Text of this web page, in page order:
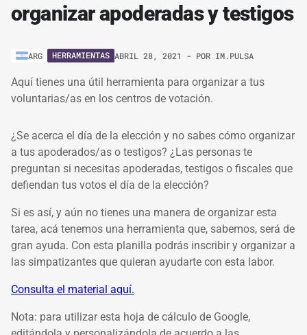
organizar apoderadas y testigos
ARG HERRAMIENTAS ABRIL 28, 2021 - POR IM.PULSA
Aquí tienes una útil herramienta para organizar a tus
voluntarias/as en los centros de votación.
¿Se acerca el día de la elección y no sabes cómo organizar
a tus apoderados/as o testigos? ¿Las personas te
preguntan si necesitas apoderadas, testigos o fiscales que
defiendan tus votos el día de la elección?
Si es así, y aún no tienes una manera de organizar esta
tarea, acá tenemos una herramienta que, sabemos, será de
gran ayuda. Con esta planilla podrás inscribir y organizar a
las simpatizantes que quieran ayudarte con esta labor.
Consulta el material aquí.
Nota: para utilizar esta hoja de cálculo de Google,